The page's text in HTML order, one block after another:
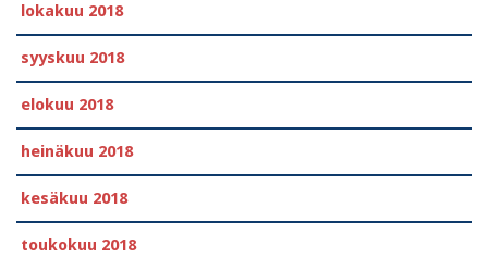
lokakuu 2018
syyskuu 2018
elokuu 2018
heinäkuu 2018
kesäkuu 2018
toukokuu 2018